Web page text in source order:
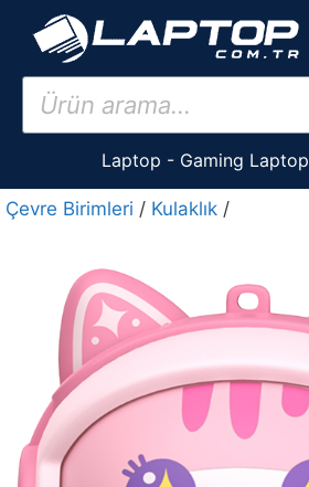
İçeriğe
Products
search
Laptop - Gaming Laptop
Çevre Birimleri / Kulaklık /